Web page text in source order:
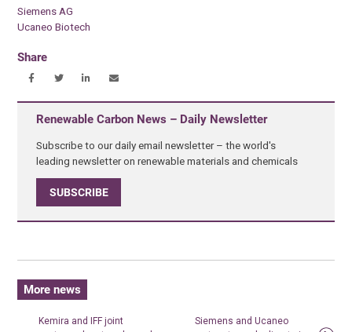
Siemens AG
Ucaneo Biotech
Share
Renewable Carbon News – Daily Newsletter
Subscribe to our daily email newsletter – the world's
leading newsletter on renewable materials and chemicals
SUBSCRIBE
More news
Kemira and IFF joint
Siemens and Ucaneo